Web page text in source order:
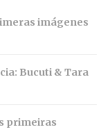
imágenes
Bucuti & Tara
primeiras